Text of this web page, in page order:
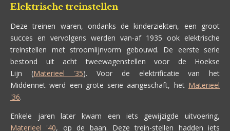
Elektrische treinstellen
Deze treinen waren, ondanks de kinderziekten, een groot
succes en vervolgens werden van-af 1935 ook elektrische
treinstellen met stroomlijnvorm gebouwd. De eerste serie
bestond uit acht tweewagenstellen voor de Hoekse
Lijn (Materieel '35). Voor de elektrificatie van het
Middennet werd een grote serie aangeschaft, het Materieel
'36.
Enkele jaren later kwam een iets gewijzigde uitvoering,
Materieel '40, op de baan. Deze trein-stellen hadden iets